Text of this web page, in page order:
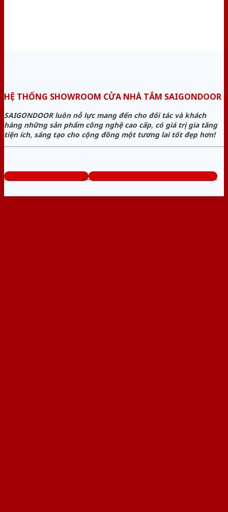
HỆ THỐNG SHOWROOM CỬA NHÀ TẮM SAIGONDOOR
SAIGONDOOR luôn nỗ lực mang đến cho đối tác và khách
hàng những sản phẩm công nghệ cao cấp, có giá trị gia tăng
tiện ích, sáng tạo cho cộng đồng một tương lai tốt đẹp hơn!
www.cuanhuavango.com Tổng đài tư vấn miễn phí: 0824.400.400